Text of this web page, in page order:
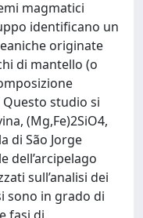
magmatici
identificano un
originate
di mantello (o
studio si
(Mg,Fe)2SiO4,
di São Jorge
dell’arcipelago
sull’analisi dei
sono in grado di